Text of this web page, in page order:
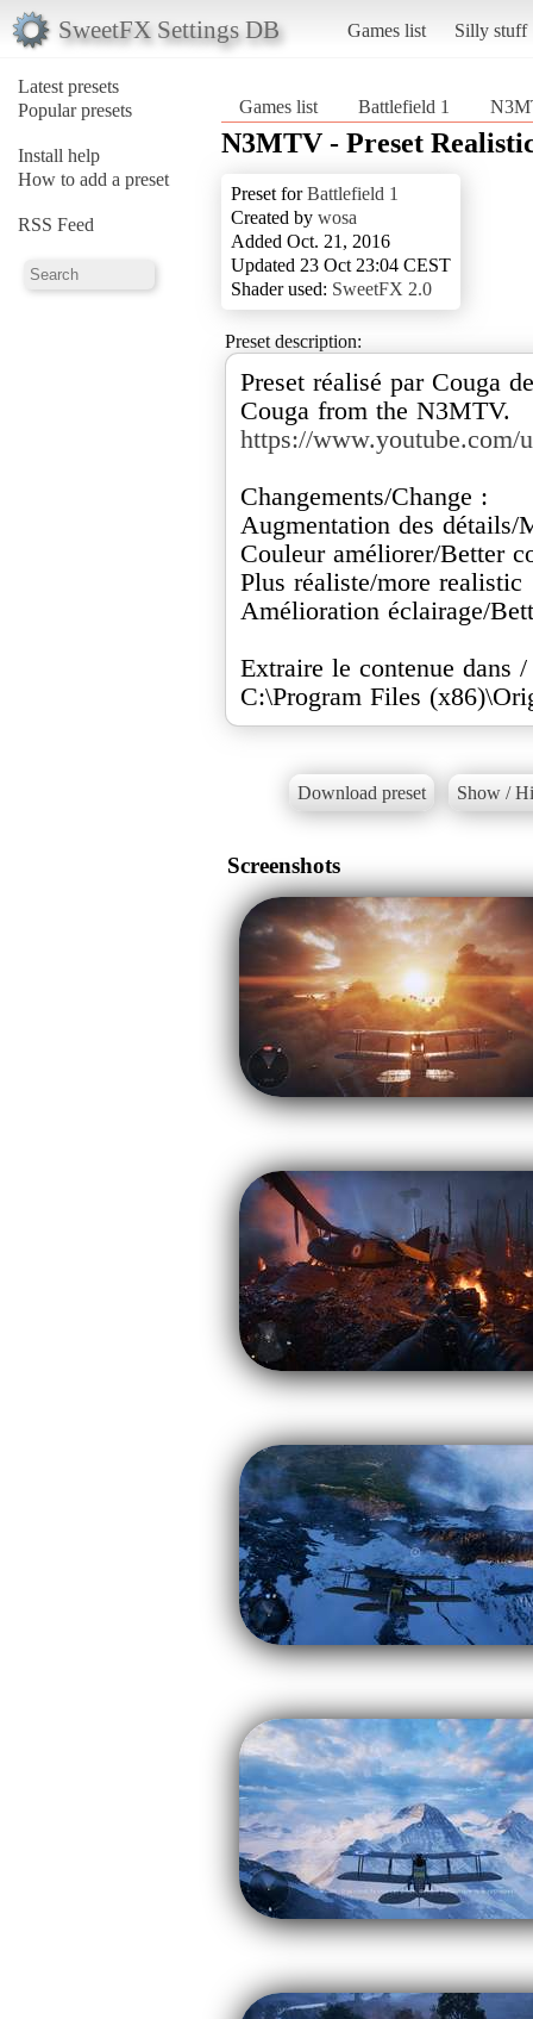
SweetFX Settings DB Games list Silly stuff
Latest presets
Popular presets
Install help
How to add a preset
RSS Feed
Games list Battlefield 1
N3MTV - Preset
Preset forBattlefield 1
Created by wosa
Added Oct. 21, 2016
Updated 23 Oct 23:04 CEST
Shader used: SweetFX 2.0
Preset description:
Preset réalisé par Couga
https://
Changements/Change :
Augmentation des détails/
Couleur améliorer/Better
Plus réaliste/more realistic
Amélioration éclairage/
Extraire le contenue dans
C:\Program Files
Download preset Show /
Screenshots